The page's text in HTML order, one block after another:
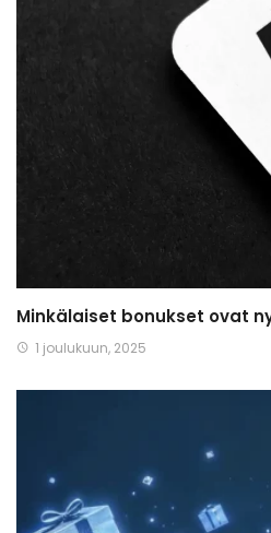
Minkälaiset bonukset ovat
1 joulukuun, 2025